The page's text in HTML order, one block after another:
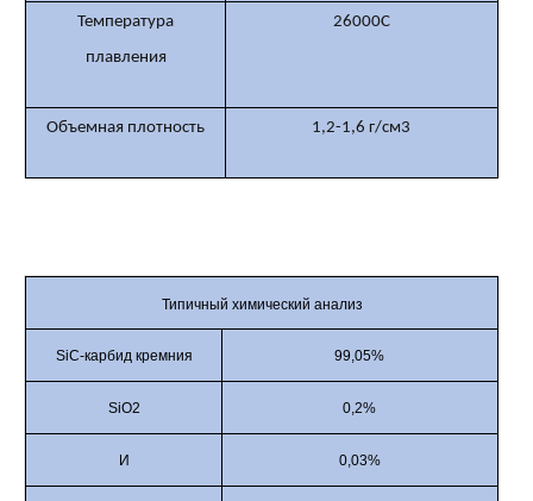
Температура
плавления
26000С
Объемная плотность 1,2-1,6 г/см3
Типичный химический анализ
SiC-карбид кремния 99,05%
SiO2 0,2%
И 0,03%